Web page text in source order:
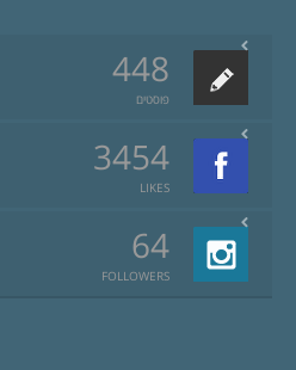
448
פוסטים
3454
LIKES
64
FOLLOWERS